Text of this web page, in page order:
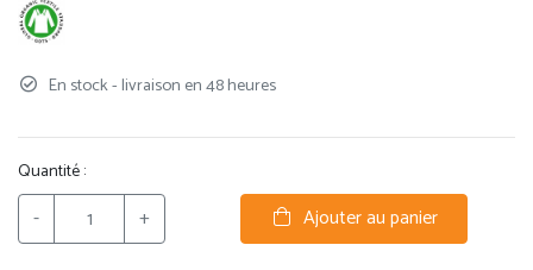
En stock - livraison en 48 heures
Quantité :
- + Ajouter au panier